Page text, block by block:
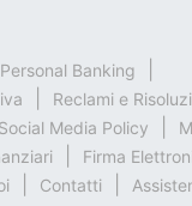
Banking
Reclami e
Media Policy
Firma
Contatti